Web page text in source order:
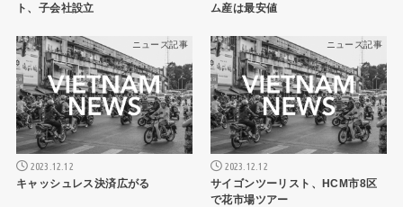
ト、子会社設立
ム産は最安値
ニュース記事
2023.12.12
キャッシュレス決済広がる
ニュース記事
2023.12.12
サイゴンツーリスト、HCM市8区
で花市場ツアー